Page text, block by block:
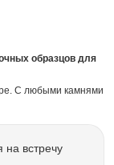
образцов для
С любыми камнями
на встречу